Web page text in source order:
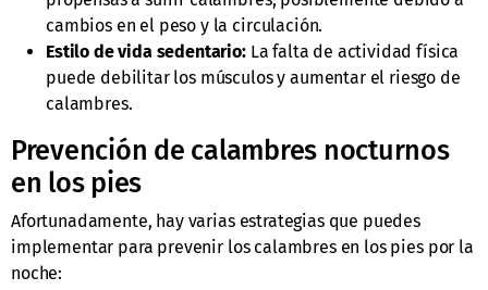
cambios en el peso y la circulación.
Estilo de vida sedentario:La falta de actividad física
puede debilitar los músculos y aumentar el riesgo de
calambres.
Prevención de calambres nocturnos
en los pies
Afortunadamente, hay varias estrategias que puedes
implementar para prevenir los calambres en los pies por la
noche: